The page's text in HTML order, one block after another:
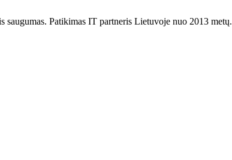
Patikimas IT partneris Lietuvoje nuo 2013 metų.